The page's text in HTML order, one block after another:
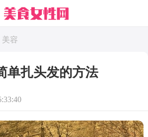
美容
单扎头发的方法